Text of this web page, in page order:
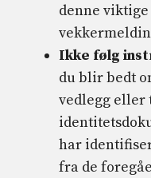
denne
Ikke følg
du blir bedt
vedlegg eller
har
fra de